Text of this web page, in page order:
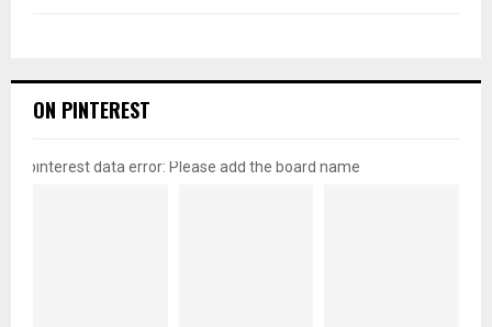
ON PINTEREST
pinterest data error: Please add the board name